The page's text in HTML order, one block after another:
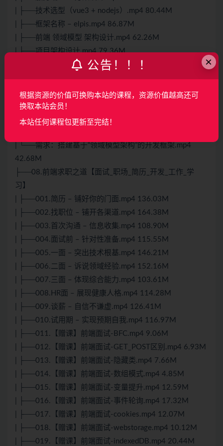
| ├──技术选型（vue3 + nodejs）.mp4 80.44M
| ├──框架名称 – elpis.mp4 86.87M
| ├──前端 领域模型 架构设计.mp4 62.26M
| ├──项目架构设计.mp4 79.36M
| └──业界方案调研.mp4 57.10M
├──07.行业分析与需求推导
| ├──目标：专注架构设计与基建，脱离体力活.mp4
27.49M
| ├──痛点：纯前端业务开发（体力活，无成长）.mp4
| └──需求：搭建基于“领域模型架构”的开发框架.mp4
42.68M
├──08.前端求职之道【面试_职场_简历_开发_工作_学
习】
| ├──001.简历 – 铺好你的门面.mp4 136.03M
| ├──002.找职位 – 铺开各渠道.mp4 164.38M
| ├──003.首次沟通 – 信息收集.mp4 108.90M
| ├──004.面试前 – 针对性准备.mp4 115.55M
| ├──005.一面 – 突出技术根基.mp4 146.21M
| ├──006.二面 – 诉说领域经验.mp4 152.16M
| ├──007.三面 – 体现综合能力.mp4 103.61M
| ├──008.HR面 – 展现健康人格.mp4 114.28M
| ├──009.谈薪 – 自信不谦虚.mp4 126.41M
| ├──010.试用期 – 实现预期自我.mp4 116.97M
| ├──011.【赠课】前端面试-BFC.mp4 9.06M
| ├──012.【赠课】前端面试-GET_POST区别.mp4 6.93M
| ├──013.【赠课】前端面试-隐藏类.mp4 7.66M
| ├──014.【赠课】前端面试-数组模式.mp4 4.85M
| ├──015.【赠课】前端面试-变量提升.mp4 12.59M
| ├──016.【赠课】前端面试-事件轮询.mp4 17.32M
| ├──017.【赠课】前端面试-cookies.mp4 12.07M
| ├──018.【赠课】前端面试-webstorage.mp4 10.12M
| ├──019.【赠课】前端面试-indexedDB.mp4 20.44M
×
公告！！！
根据资源的价值可换购本站的课程，资源价值越高还可
换取本站会员！
本站任何课程包更新至完结！